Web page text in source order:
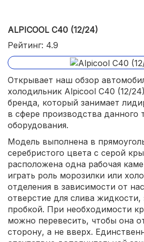
ALPICOOL C40 (12/24)
Рейтинг: 4.9
Открывает наш обзор
холодильник Alpicool C40 (12/
бренда, который занимает
в сфере производства данного
оборудования.
Модель выполнена в
серебристого цвета с серой
расположена одна рабочая
играть роль морозилки или
отделения в зависимости от
отверстие для слива жидкости,
пробкой. При необходимости
можно перевесить, чтобы она
сторону, а не вверх.